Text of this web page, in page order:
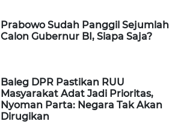
Prabowo Sudah Panggil Sejumlah
Calon Gubernur BI, Siapa Saja?
Baleg DPR Pastikan RUU
Masyarakat Adat Jadi Prioritas,
Nyoman Parta: Negara Tak Akan
Dirugikan